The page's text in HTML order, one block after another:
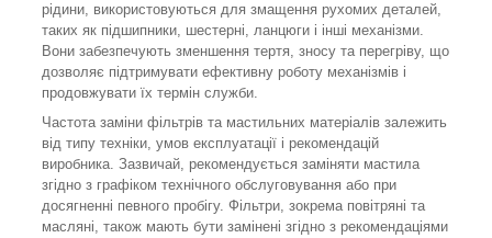
рідини, використовуються для змащення рухомих деталей,
таких як підшипники, шестерні, ланцюги і інші механізми.
Вони забезпечують зменшення тертя, зносу та перегріву, що
дозволяє підтримувати ефективну роботу механізмів і
продовжувати їх термін служби.
Частота заміни фільтрів та мастильних матеріалів залежить
від типу техніки, умов експлуатації і рекомендацій
виробника. Зазвичай, рекомендується заміняти мастила
згідно з графіком технічного обслуговування або при
досягненні певного пробігу. Фільтри, зокрема повітряні та
масляні, також мають бути замінені згідно з рекомендаціями